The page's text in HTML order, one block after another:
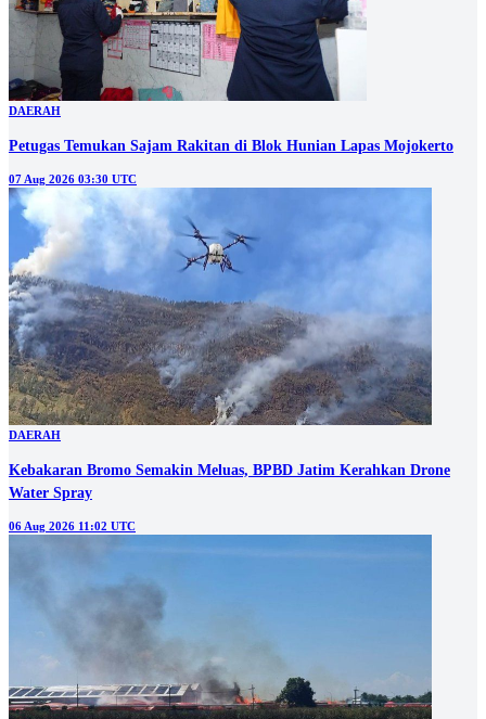
DAERAH
Petugas Temukan Sajam Rakitan di Blok Hunian Lapas Mojokerto
07 Aug 2026 03:30 UTC
DAERAH
Kebakaran Bromo Semakin Meluas, BPBD Jatim Kerahkan Drone
Water Spray
06 Aug 2026 11:02 UTC